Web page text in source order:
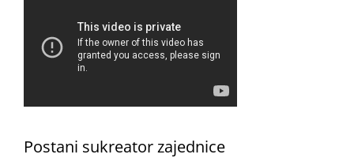
Postani sukreator zajednice